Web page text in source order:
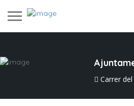
Carrer